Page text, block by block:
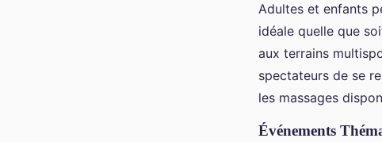
Adultes et enfants
idéale quelle que
aux terrains
spectateurs de se
les massages
Événements